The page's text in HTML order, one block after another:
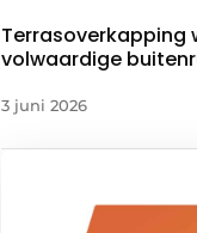
Terrasoverkapping
volwaardige
3 juni 2026